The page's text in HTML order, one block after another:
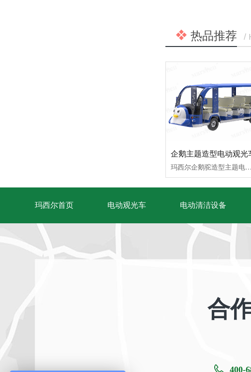
热品推荐 /
企鹅主题造型电动观光
玛西尔企鹅驼造型主题电动观光车根据一对一的专业设计制造服务，延伸出各种造型电动观光车，根据不同使用场景单独开发新车型，造型时尚漂亮，更好的适应客户需求。提供量⾝定制的景区观光车、园区观光车等定制方案，让观光车扮演多种角色，满⾜客⼾的不同需求，助力绿色低碳运营，提升客户服务品质与品牌形象。联系我们了解造型定制电动观光车价格。
科技赋能！玛西尔星之河23G观光车点亮智能工厂参观新旅程
玛西尔首页 电动观光车 电动清洁设备
合
400-